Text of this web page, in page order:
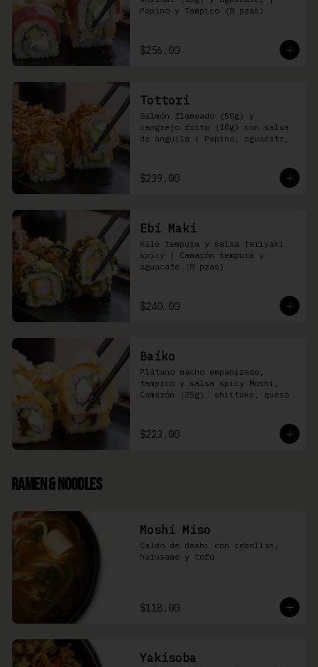
Pepino y Tampico (8 pzas)
$256.00
Tottori
Salmón flameado (50g) y
cangrejo frito (18g) con salsa
de anguila | Pepino, aguacate,
$239.00
Ebi Maki
Kale tempura y salsa teriyaki
spicy | Camarón tempura y
aguacate (8 pzas)
$240.00
Baiko
Plátano macho empanizado,
tampico y salsa spicy Moshi,
Camarón (25g), shiitake, queso
$223.00
Ramen & Noodles
Moshi Miso
Caldo de dashi con cebollín,
harusame y tofu
$118.00
Yakisoba